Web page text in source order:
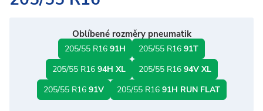
Oblíbené rozměry pneumatik
205/55 R16 91H 205/55 R16 91T
205/55 R1694H XL 205/55 R1694V XL
205/55 R1691V 205/55 R1691H RUN FLAT